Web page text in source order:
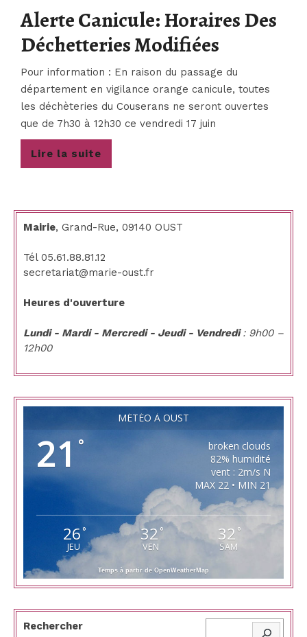
Alerte Canicule: Horaires Des
Déchetteries Modifiées
Canicule:
Horaires
Des
Pour information : En raison du passage du
département en vigilance orange canicule, toutes
les déchèteries du Couserans ne seront ouvertes
que de 7h30 à 12h30 ce vendredi 17 juin
Lire la suite
la
Mairie, Grand-Rue, 09140 OUST
Tél 05.61.88.81.12
secretariat@marie-oust.fr
Heures d'ouverture
Lundi - Mardi - Mercredi - Jeudi - Vendredi: 9h00 –
12h00
MÉTÉO À OUST
21 °
broken clouds
82% humidité
vent : 2m/s N
MAX 22 • MIN 21
26°
JEU
32°
VEN
32 °
SAM
Temps à partir de OpenWeatherMap
Rechercher